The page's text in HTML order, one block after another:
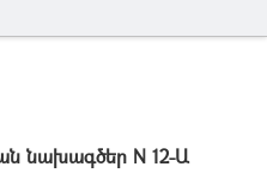
նախագծեր N 12-Ա